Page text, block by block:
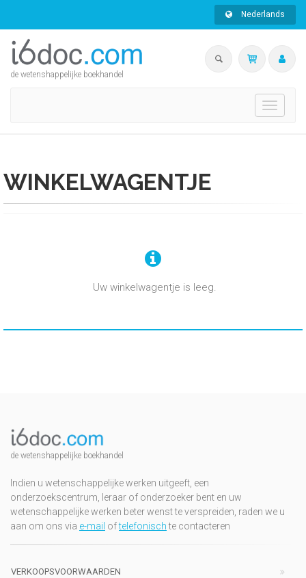
Nederlands
de wetenshappelijke boekhandel
Toggle
WINKELWAGENTJE
Uw winkelwagentje is leeg.
de wetenshappelijke boekhandel
Indien u wetenschappelijke werken uitgeeft, een
onderzoekscentrum, leraar of onderzoeker bent en uw
wetenschappelijke werken beter wenst te verspreiden, raden we u
aan om ons via e-mail oftelefonischte contacteren
VERKOOPSVOORWAARDEN